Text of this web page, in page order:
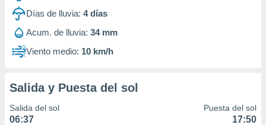
de
1199
Días de lluvia: 4días
Acum. de lluvia: 34 mm
Viento medio: 10 km/h
Salida y Puesta del sol
Salida del sol
06:37
Puesta del sol
17:50